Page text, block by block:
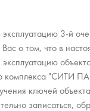
3-й
о том, что в
комплекса "СИТИ
ключей
записаться,